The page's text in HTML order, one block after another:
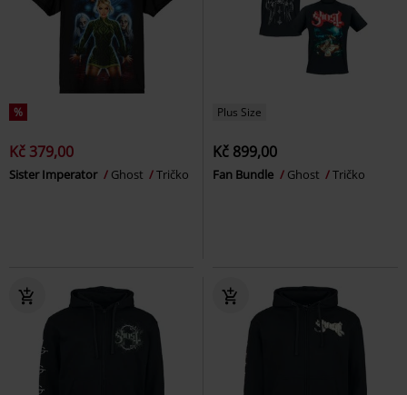
%
Kč 379,00
Sister Imperator Ghost Tričko
Plus Size
Kč 899,00
Fan Bundle Ghost Tričko